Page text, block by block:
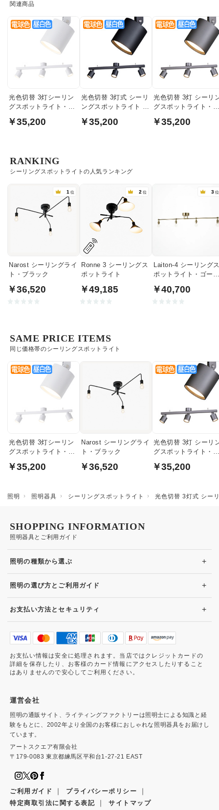
関連商品
光色切替 3灯シーリン
グスポットライト・
￥35,200
光色切替 3灯式 シーリ
ングスポットライト ・
￥35,200
光色切替 3灯 シーリ
グスポットライト・
ー
￥35,200
シーリングスポットライトの人気ランキング
RANKING
1 位
Narost シーリングライ
ト・ブラック
￥36,520
2 位
Ronne 3 シーリングス
ポットライト
￥49,185
3 位
Laiton-4 シーリング
ポットライト・ゴー
￥40,700
同じ価格帯のシーリングスポットライト
SAME PRICE ITEMS
光色切替 3灯シーリン
グスポットライト・
￥35,200
Narost シーリングライ
ト・ブラック
￥36,520
光色切替 3灯 シーリ
グスポットライト・
ー
￥35,200
照明 照明器具 シーリングスポットライト 光色切替 3灯式 シー
照明器具とご利用ガイド
SHOPPING INFORMATION
照明の種類から選ぶ +
照明の選び方とご利用ガイド +
お支払い方法とセキュリティ +
お支払い情報は安全に処理されます。当店ではクレジットカードの
詳細を保存したり、お客様のカード情報にアクセスしたりすること
はありませんので安心してご利用ください。
運営会社
照明の通販サイト、ライティングファクトリーは照明士による知識と経
験をもとに、2002年より全国のお客様におしゃれな照明器具をお届けし
ています。
アートスクエア有限会社
〒179-0083 東京都練馬区平和台1-27-21 EAST
ご利用ガイド ｜ プライバシーポリシー ｜
特定商取引法に関する表記 ｜ サイトマップ